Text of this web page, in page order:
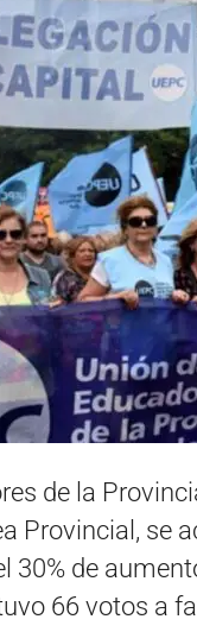
de la
Provincial, se
30% de
66 votos a